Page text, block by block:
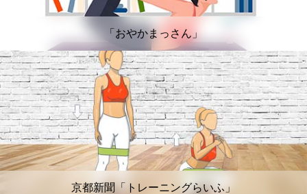
「おやかまっさん」
京都新聞「トレーニングらいふ」